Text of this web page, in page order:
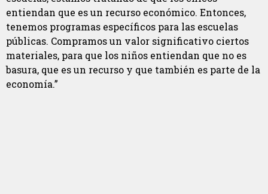
entiendan que es un recurso económico. Entonces,
tenemos programas específicos para las escuelas
públicas. Compramos un valor significativo ciertos
materiales, para que los niños entiendan que no es
basura, que es un recurso y que también es parte de la
economía.”